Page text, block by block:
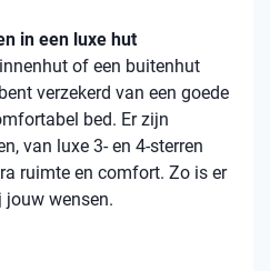
in een luxe hut
of een buitenhut
verzekerd van een goede
bed. Er zijn
van luxe 3- en 4-sterren
ruimte en comfort. Zo is er
wensen.